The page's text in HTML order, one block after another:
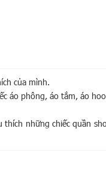
của mình.
áo phông, áo tắm, áo
những chiếc quần